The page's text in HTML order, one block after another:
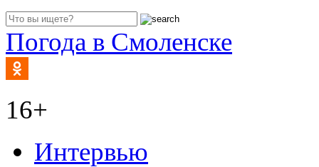
Погода в Смоленске
16+
Интервью